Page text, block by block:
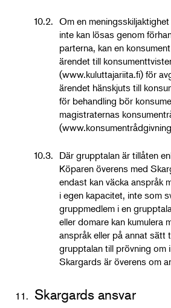
10.2. Om en
inte kan lösas genom
parterna, kan en
ärendet till
(www.kuluttajariita.fi) för
ärendet hänskjuts till
för behandling bör
magistraternas
10.3. Där grupptalan är tillåten
Köparen överens med
endast kan väcka anspråk
i egen kapacitet, inte som
gruppmedlem i en
eller domare kan kumulera
anspråk eller på annat sätt
grupptalan till prövning om
Skargards är överens om
11. Skargards ansvar